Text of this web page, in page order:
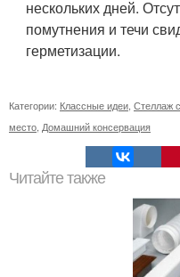
нескольких дней.
помутнения и течи
герметизации.
Категории: Классные идеи Стеллаж
место Домашний консервация
Читайте также